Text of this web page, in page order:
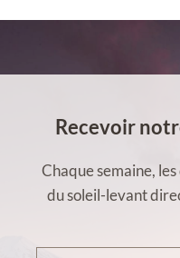
Recevoir
Chaque semaine,
du soleil-levant